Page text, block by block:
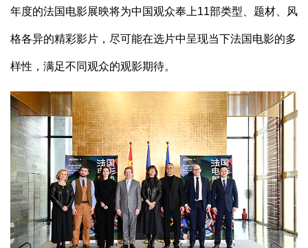
年度的法国电影展映将为中国观众奉上11部类型、题材、风
格各异的精彩影片，尽可能在选片中呈现当下法国电影的多
样性，满足不同观众的观影期待。